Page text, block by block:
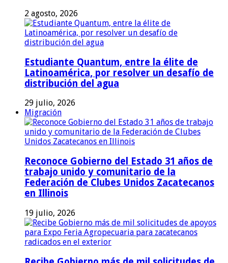
2 agosto, 2026
Estudiante Quantum, entre la élite de
Latinoamérica, por resolver un desafío de
distribución del agua
29 julio, 2026
Migración
Reconoce Gobierno del Estado 31 años de
trabajo unido y comunitario de la
Federación de Clubes Unidos Zacatecanos
en Illinois
19 julio, 2026